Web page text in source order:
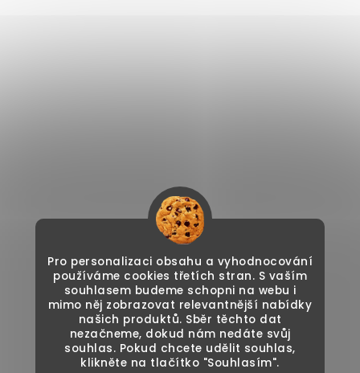
Pro personalizaci obsahu a vyhodnocování
používáme cookies třetích stran. S vaším
souhlasem budeme schopni na webu i
mimo něj zobrazovat relevantnější nabídky
našich produktů. Sběr těchto dat
nezačneme, dokud nám nedáte svůj
souhlas. Pokud chcete udělit souhlas,
klikněte na tlačítko "Souhlasím".